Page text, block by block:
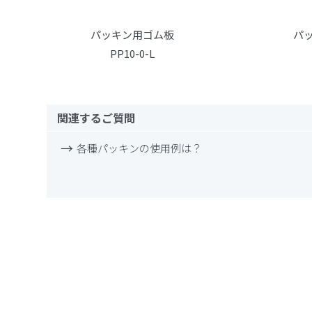
パッキン用ゴム板
PP10-0-L
パ
関連するご質問
各種パッキンの使用例は？